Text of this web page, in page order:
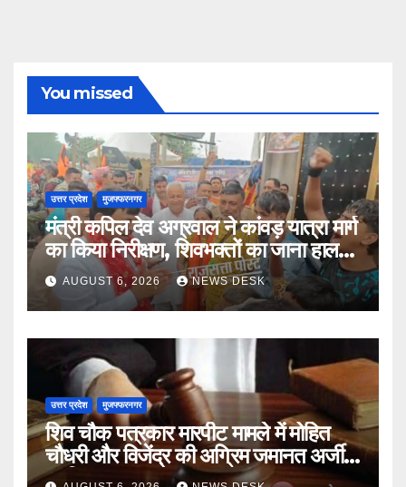
You missed
उत्तर प्रदेश मुजफ्फरनगर
मंत्री कपिल देव अग्रवाल ने कांवड़ यात्रा मार्ग
का किया निरीक्षण, शिवभक्तों का जाना हाल-
चालAUGUST 6, 2026 NEWS DESK
उत्तर प्रदेश मुजफ्फरनगर
शिव चौक पत्रकार मारपीट मामले में मोहित
चौधरी और विजेंद्र की अग्रिम जमानत अर्जी
खारिज